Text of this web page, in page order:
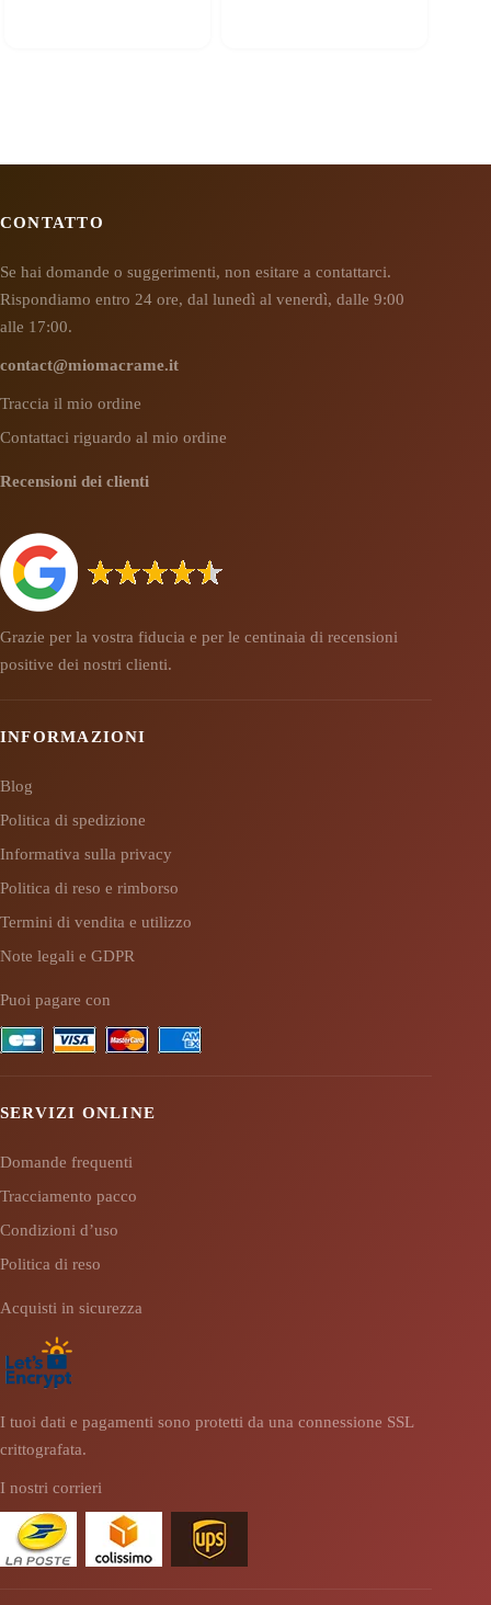
CONTATTO
Se hai domande o suggerimenti, non esitare a contattarci.
Rispondiamo entro 24 ore, dal lunedì al venerdì, dalle 9:00
alle 17:00.
contact@miomacrame.it
Traccia il mio ordine
Contattaci riguardo al mio ordine
Recensioni dei clienti
Grazie per la vostra fiducia e per le centinaia di recensioni
positive dei nostri clienti.
INFORMAZIONI
Blog
Politica di spedizione
Informativa sulla privacy
Politica di reso e rimborso
Termini di vendita e utilizzo
Note legali e GDPR
Puoi pagare con
SERVIZI ONLINE
Domande frequenti
Tracciamento pacco
Condizioni d’uso
Politica di reso
Acquisti in sicurezza
I tuoi dati e pagamenti sono protetti da una connessione SSL
crittografata.
I nostri corrieri